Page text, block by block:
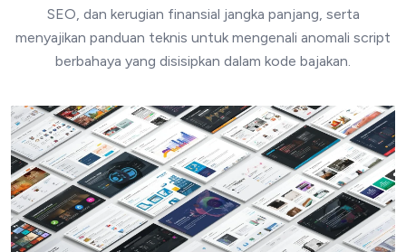
SEO, dan kerugian finansial jangka panjang, serta
menyajikan panduan teknis untuk mengenali anomali script
berbahaya yang disisipkan dalam kode bajakan.